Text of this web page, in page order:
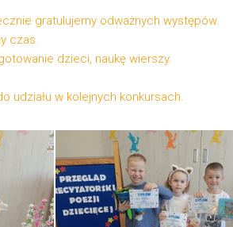
gratulujemy odważnych występów.
czas.
dzieci, naukę wierszy.
udziału w kolejnych konkursach.